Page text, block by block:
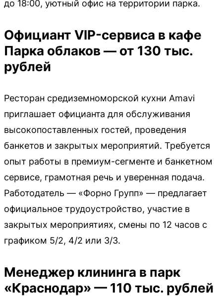
до 18:00, уютный офис на территории парка.
Официант VIP-сервиса в кафе
Парка облаков — от 130 тыс.
рублей
Ресторан средиземноморской кухни Amavi
приглашает официанта для обслуживания
высокопоставленных гостей, проведения
банкетов и закрытых мероприятий. Требуется
опыт работы в премиум-сегменте и банкетном
сервисе, грамотная речь и уверенная подача.
Работодатель — «Форно Групп» — предлагает
официальное трудоустройство, участие в
закрытых мероприятиях, смены по 12 часов с
графиком 5/2, 4/2 или 3/3.
Менеджер клининга в парк
«Краснодар» — 110 тыс. рублей